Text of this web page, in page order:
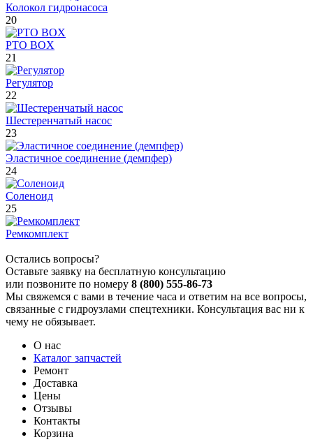
Колокол гидронасоса
20
PTO BOX
21
Регулятор
22
Шестеренчатый насос
23
Эластичное соединение (демпфер)
24
Соленоид
25
Ремкомплект
Остались вопросы?
Оставьте заявку на бесплатную консультацию
или позвоните по номеру 8 (800) 555-86-73
Мы свяжемся с вами в течение часа и ответим на все вопросы,
связанные с гидроузлами спецтехники. Консультация вас ни к
чему не обязывает.
О нас
Каталог запчастей
Ремонт
Доставка
Цены
Отзывы
Контакты
Корзина